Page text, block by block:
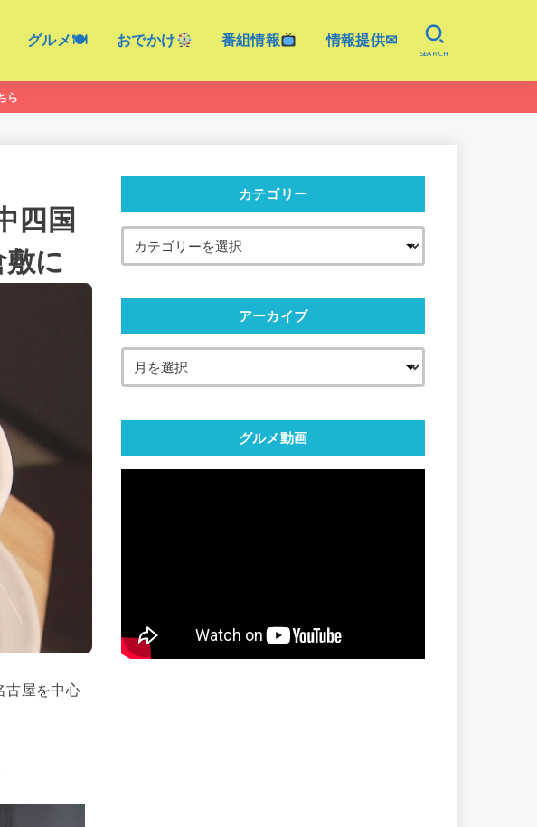
グルメ🍽 おでかけ 番組情報 情報提供✉
SEARCH
ら
四国
に
古屋を中心
カテゴリー
アーカイブ
グルメ動画